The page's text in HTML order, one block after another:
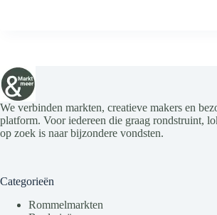
We verbinden markten, creatieve makers en
platform. Voor iedereen die graag rondstruint,
op zoek is naar bijzondere vondsten.
Categorieën
Rommelmarkten